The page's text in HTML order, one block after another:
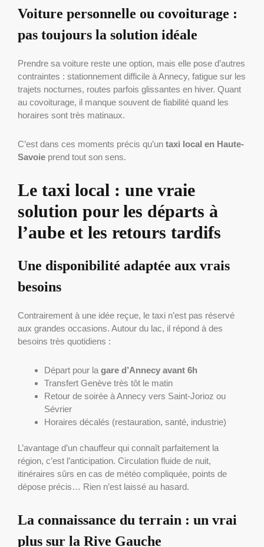
Voiture personnelle ou covoiturage :
pas toujours la solution idéale
Prendre sa voiture reste une option, mais elle pose d’autres
contraintes : stationnement difficile à Annecy, fatigue sur les
trajets nocturnes, routes parfois glissantes en hiver. Quant
au covoiturage, il manque souvent de fiabilité quand les
horaires sont très matinaux.
C’est dans ces moments précis qu’un taxi local en Haute-
Savoie prend tout son sens.
Le taxi local : une vraie
solution pour les départs à
l’aube et les retours tardifs
Une disponibilité adaptée aux vrais
besoins
Contrairement à une idée reçue, le taxi n’est pas réservé
aux grandes occasions. Autour du lac, il répond à des
besoins très quotidiens :
Départ pour la gare d’Annecy avant 6h
Transfert Genève très tôt le matin
Retour de soirée à Annecy vers Saint-Jorioz ou
Sévrier
Horaires décalés (restauration, santé, industrie)
L’avantage d’un chauffeur qui connaît parfaitement la
région, c’est l’anticipation. Circulation fluide de nuit,
itinéraires sûrs en cas de météo compliquée, points de
dépose précis… Rien n’est laissé au hasard.
La connaissance du terrain : un vrai
plus sur la Rive Gauche